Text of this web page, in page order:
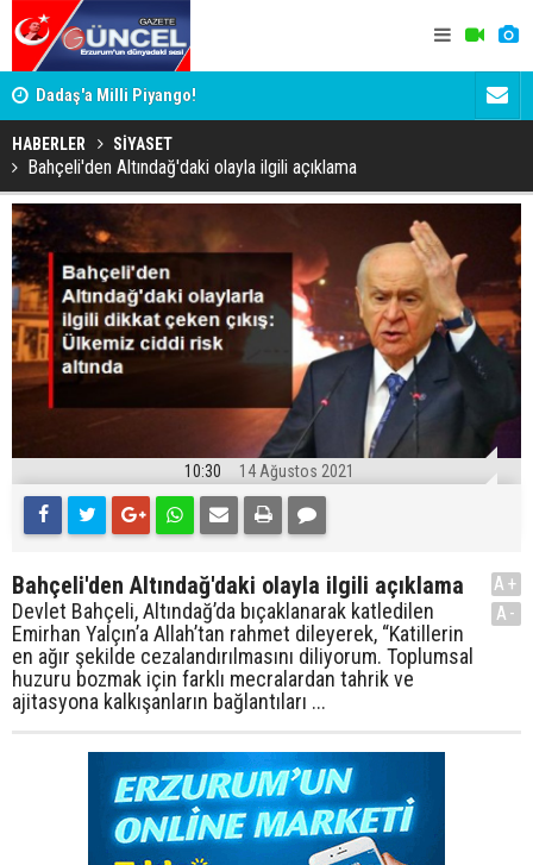
Dadaş'a Milli Piyango! Dadaş'a
HABERLER SİYASET
Bahçeli'den Altındağ'daki olayla ilgili açıklama
10:30 14 Ağustos 2021
Bahçeli'den Altındağ'daki olayla ilgili açıklama
Devlet Bahçeli, Altındağ’da bıçaklanarak katledilen
Emirhan Yalçın’a Allah’tan rahmet dileyerek, “Katillerin
en ağır şekilde cezalandırılmasını diliyorum. Toplumsal
huzuru bozmak için farklı mecralardan tahrik ve
ajitasyona kalkışanların bağlantıları ...
A+
A-